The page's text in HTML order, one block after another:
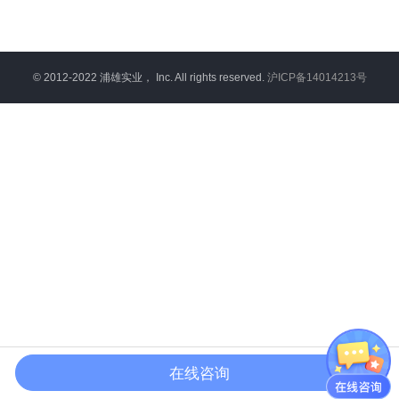
© 2012‐2022 浦雄实业， Inc. All rights reserved. 沪ICP备14014213号
在线咨询